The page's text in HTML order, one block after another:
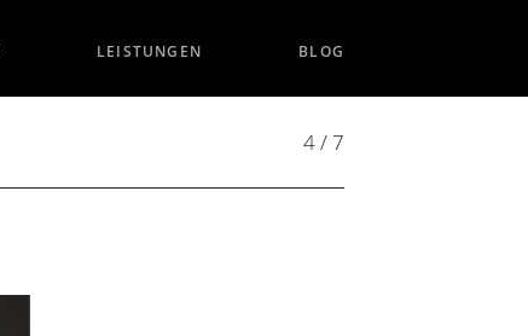
LEISTUNGEN BLOG
4 / 7